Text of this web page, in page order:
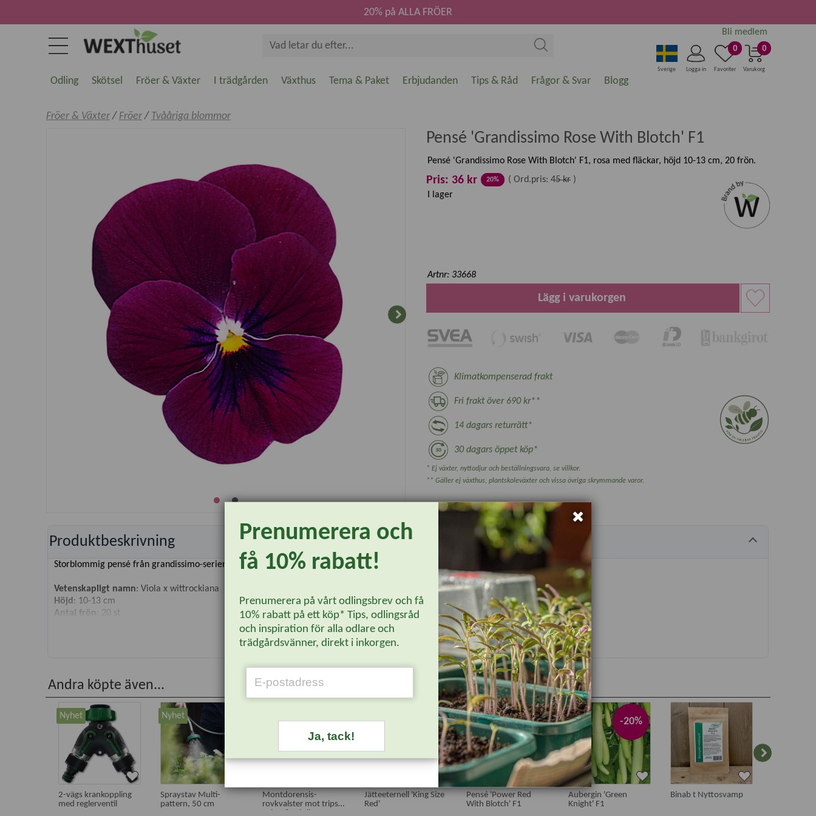
0
Varukorg
0
Favoriter
Logga in
Sverige
Bli medlem
20% på ALLA FRÖER
Odling Skötsel Fröer & Växter I trädgården Växthus Tema & Paket Erbjudanden Tips & Råd Frågor & Svar Blogg
Fröer & Växter/ Fröer/ Tvååriga blommor
Pensé 'Grandissimo Rose With Blotch' F1
Pensé 'Grandissimo Rose With Blotch' F1, rosa med fläckar, höjd 10-13 cm, 20 frön.
Pris: 36 kr 20% ( Ord.pris: 45 kr )
I lager
Artnr: 33668
Lägg i varukorgen
Klimatkompenserad frakt
Fri frakt över 690 kr**
14 dagars returrätt*
30 dagars öppet köp*
* Ej växter, nyttodjur och beställningsvara, se villkor.
** Gäller ej växthus, plantskoleväxter och vissa övriga skrymmande varor.
Produktbeskrivning
Storblommig pensé från grandissimo-serien.
Vetenskapligt namn: Viola x wittrockiana
Höjd : 10-13 cm
Antal frön
: 20 st
Läs mer...
Andra köpte även...
Nyhet
2-vägs krankoppling
med reglerventil
Nyhet
Spraystav Multi-
pattern, 50 cm
Montdorensis-
rovkvalster mot trips,
Jätteeternell 'King Size
Red'
-20%
Pensé 'Power Red
With Blotch' F1
-20%
Aubergin 'Green
Knight' F1
Binab t Nyttosvamp
Prenumerera och
få 10% rabatt!
Prenumerera på vårt odlingsbrev och få
10% rabatt på ett köp* Tips, odlingsråd
och inspiration för alla odlare och
trädgårdsvänner, direkt i inkorgen.
Ja, tack!